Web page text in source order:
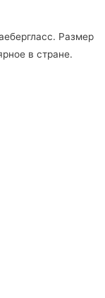
Размер
в стране.